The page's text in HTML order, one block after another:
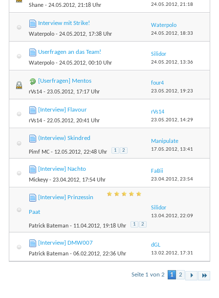
Shane - 24.05.2012, 21:18 Uhr 24.05.2012, 21:18
Interview mit Strike!
Waterpolo - 24.05.2012, 17:38 Uhr
Waterpolo
24.05.2012, 18:33
Userfragen an das Team!
Waterpolo - 24.05.2012, 00:10 Uhr
Silidor
24.05.2012, 13:36
[Userfragen] Mentos
rVs14 - 23.05.2012, 17:17 Uhr
four4
23.05.2012, 19:23
[Interview] Flavour
rVs14 - 22.05.2012, 20:41 Uhr
rVs14
23.05.2012, 14:29
(Interview) Skindred
Pimf MC - 12.05.2012, 22:48 Uhr 1 2
Manipulate
17.05.2012, 13:41
[Interview] Nachto
Mickeyy- 23.04.2012, 17:54 Uhr
FaBii
23.04.2012, 23:54
[Interview] Prinzessin
Paat
Patrick Bateman - 11.04.2012, 19:18 Uhr 1 2
Silidor
13.04.2012, 22:09
[Interview] DMW007
Patrick Bateman - 06.02.2012, 22:36 Uhr
dGL
13.02.2012, 17:31
Seite 1 von 2 1 2